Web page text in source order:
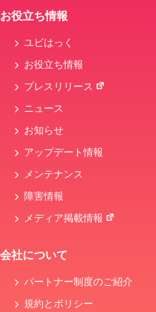
お役立ち情報
ユビはっく
お役立ち情報
プレスリリース
ニュース
お知らせ
アップデート情報
メンテナンス
障害情報
メディア掲載情報
会社について
パートナー制度のご紹介
規約とボリシー